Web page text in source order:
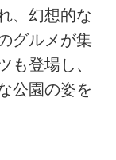
、幻想的な
グルメが集
も登場し、
公園の姿を